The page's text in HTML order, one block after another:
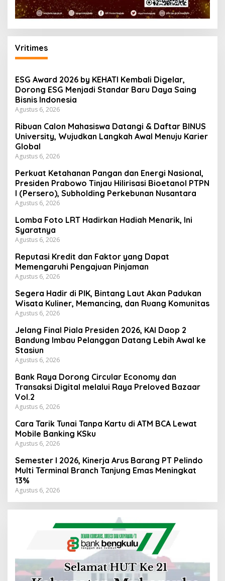
Vritimes
ESG Award 2026 by KEHATI Kembali Digelar,
Dorong ESG Menjadi Standar Baru Daya Saing
Bisnis Indonesia
Agustus 6, 2026
Ribuan Calon Mahasiswa Datangi & Daftar BINUS
University, Wujudkan Langkah Awal Menuju Karier
Global
Agustus 6, 2026
Perkuat Ketahanan Pangan dan Energi Nasional,
Presiden Prabowo Tinjau Hilirisasi Bioetanol PTPN
I (Persero), Subholding Perkebunan Nusantara
Agustus 6, 2026
Lomba Foto LRT Hadirkan Hadiah Menarik, Ini
Syaratnya
Agustus 6, 2026
Reputasi Kredit dan Faktor yang Dapat
Memengaruhi Pengajuan Pinjaman
Agustus 6, 2026
Segera Hadir di PIK, Bintang Laut Akan Padukan
Wisata Kuliner, Memancing, dan Ruang Komunitas
Agustus 6, 2026
Jelang Final Piala Presiden 2026, KAI Daop 2
Bandung Imbau Pelanggan Datang Lebih Awal ke
Stasiun
Agustus 6, 2026
Bank Raya Dorong Circular Economy dan
Transaksi Digital melalui Raya Preloved Bazaar
Vol.2
Agustus 6, 2026
Cara Tarik Tunai Tanpa Kartu di ATM BCA Lewat
Mobile Banking KSku
Agustus 6, 2026
Semester I 2026, Kinerja Arus Barang PT Pelindo
Multi Terminal Branch Tanjung Emas Meningkat
13%
Agustus 6, 2026